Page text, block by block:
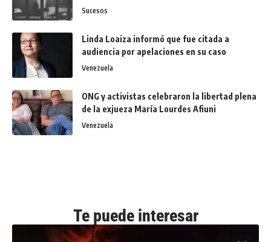
Sucesos
Linda Loaiza informó que fue citada a
audiencia por apelaciones en su caso
Venezuela
ONG y activistas celebraron la libertad plena
de la exjueza María Lourdes Afiuni
Venezuela
Te puede interesar